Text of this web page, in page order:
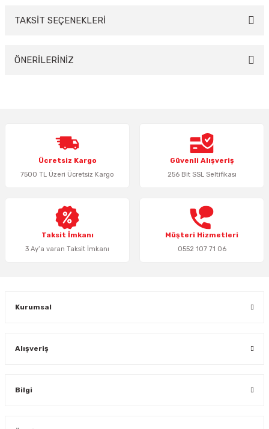
Bu ürüne ilk yorumu siz yapın!
TAKSİT SEÇENEKLERİ
ÖNERİLERİNİZ
Ürün resmi kalitesiz, bozuk veya görüntülenemiyor.
Ürün açıklamasında eksik bilgiler bulunuyor.
Ürün bilgilerinde hatalar bulunuyor.
Bu ürüne benzer farklı alternatifler olmalı.
Ücretsiz Kargo
7500 TL Üzeri Ücretsiz Kargo
Güvenli Alışveriş
256 Bit SSL Seltifikası
Taksit İmkanı
3 Ay’a varan Taksit İmkanı
Müşteri Hizmetleri
0552 107 71 06
Kurumsal
Alışveriş
Bilgi